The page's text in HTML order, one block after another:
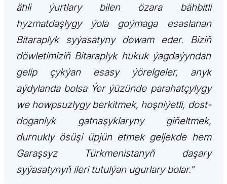
ARAGATNAŞYK
ähli ýurtlary bilen özara bähbitli
hyzmatdaşlygy ýola goýmaga esaslanan
Bitaraplyk syýasatyny dowam eder. Biziň
döwletimiziň Bitaraplyk hukuk ýagdaýyndan
gelip çykýan esasy ýörelgeler, anyk
aýdylanda bolsa Ýer ýüzünde parahatçylygy
we howpsuzlygy berkitmek, hoşniýetli, dost-
doganlyk gatnaşyklaryny giňeltmek,
durnukly ösüşi üpjün etmek geljekde hem
Garaşsyz Türkmenistanyň daşary
syýasatynyň ileri tutulýan ugurlary bolar."